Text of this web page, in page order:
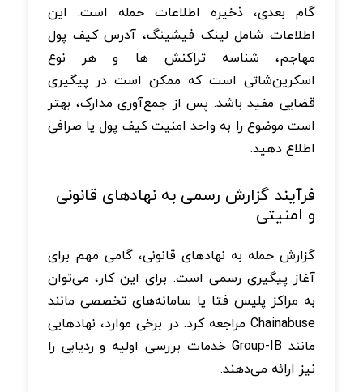
گام بعدی، ذخیره اطلاعات حمله است. این
اطلاعات شامل لینک فیشینگ، آدرس کیف پول
مهاجم، شناسه تراکنش ها و هر نوع
اسکرین‌شاتی است که ممکن است در پیگیری
قضایی مفید باشد. پس از جمع‌آوری مدارک، بهتر
است موضوع را به واحد امنیت کیف پول یا صرافی
اطلاع دهید.
فرآیند گزارش رسمی به نهادهای قانونی
و امنیتی
گزارش حمله به نهادهای قانونی، گامی مهم برای
آغاز پیگیری رسمی است. برای این کار، می‌توان
به مراکز پلیس فتا یا سامانه‌های تخصصی مانند
Chainabuse مراجعه کرد. در برخی موارد، نهادهایی
مانند Group-IB خدمات بررسی اولیه و ردیابی را
نیز ارائه می‌دهند.